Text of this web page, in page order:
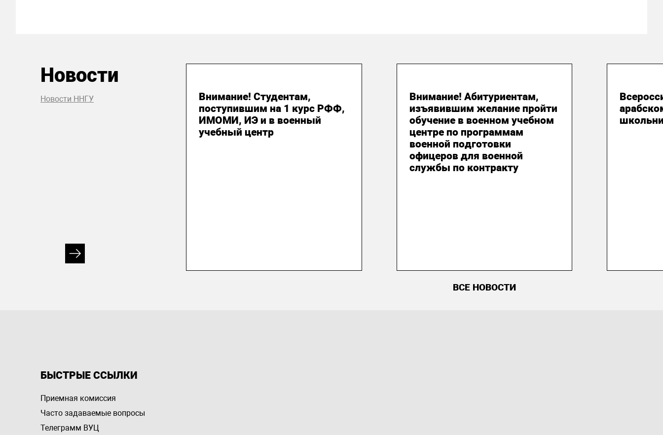
Новости
Новости ННГУ
Внимание! Студентам,
поступившим на 1 курс РФФ,
ИМОМИ, ИЭ и в военный
учебный центр
Внимание! Абитуриентам,
изъявившим желание пройти
обучение в военном учебном
центре по программам
военной подготовки
офицеров для военной
службы по контракту
ВСЕ НОВОСТИ
БЫСТРЫЕ ССЫЛКИ
Приемная комиссия
Часто задаваемые вопросы
Телеграмм ВУЦ